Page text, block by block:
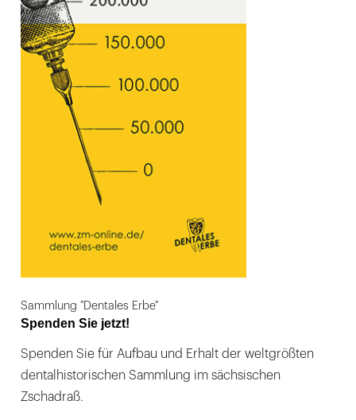
Sammlung "Dentales Erbe"
Spenden Sie jetzt!
Spenden Sie für Aufbau und Erhalt der weltgrößten
dentalhistorischen Sammlung im sächsischen
Zschadraß.